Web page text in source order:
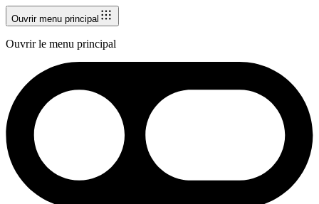
Ouvrir menu principal
Ouvrir le menu principal